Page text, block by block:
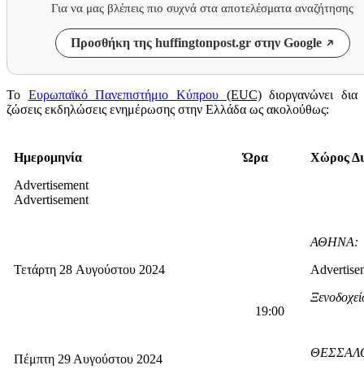
Για να μας βλέπεις πιο συχνά στα αποτελέσματα αναζήτησης
Προσθήκη της huffingtonpost.gr στην Google
Το Ευρωπαϊκό Πανεπιστήμιο Κύπρου (EUC) διοργανώνει δια
ζώσεις εκδηλώσεις ενημέρωσης στην Ελλάδα ως ακολούθως:
Ημερομηνία
Advertisement
Advertisement
Ώρα Χώρος
Τετάρτη 28 Αυγούστου 2024
19:00
ΑΘΗΝΑ:
Πέμπτη 29 Αυγούστου 2024